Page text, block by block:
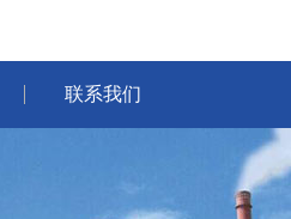
联系我们